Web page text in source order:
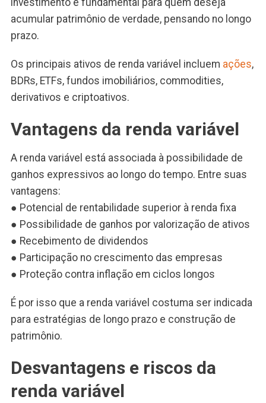
acumular patrimônio de verdade, pensando no longo
prazo.
Os principais ativos de renda variável incluem ações,
BDRs, ETFs, fundos imobiliários, commodities,
derivativos e criptoativos.
Vantagens da renda variável
A renda variável está associada à possibilidade de
ganhos expressivos ao longo do tempo. Entre suas
vantagens:
● Potencial de rentabilidade superior à renda fixa
● Possibilidade de ganhos por valorização de ativos
● Recebimento de dividendos
● Participação no crescimento das empresas
● Proteção contra inflação em ciclos longos
É por isso que a renda variável costuma ser indicada
para estratégias de longo prazo e construção de
patrimônio.
Desvantagens e riscos da
renda variável